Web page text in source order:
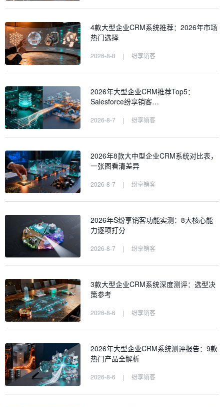
4款大型企业CRM系统推荐：2026年市场
热门选择
2026-8-8 | 纷享销客
2026年大型企业CRM推荐Top5：
Salesforce纷享销客…
2026-8-7 | 纷享销客
2026年8款大中型企业CRM系统对比表，
一张图看清差异
2026-8-7 | 纷享销客
2026年S纷享销客功能实测：8大核心能
力逐项打分
2026-8-7 | 纷享销客
3款大型企业CRM系统深度测评：选型决
策参考
2026-8-6 | 纷享销客
2026年大型企业CRM系统测评报告：9款
热门产品全解析
2026-8-6 | 纷享销客